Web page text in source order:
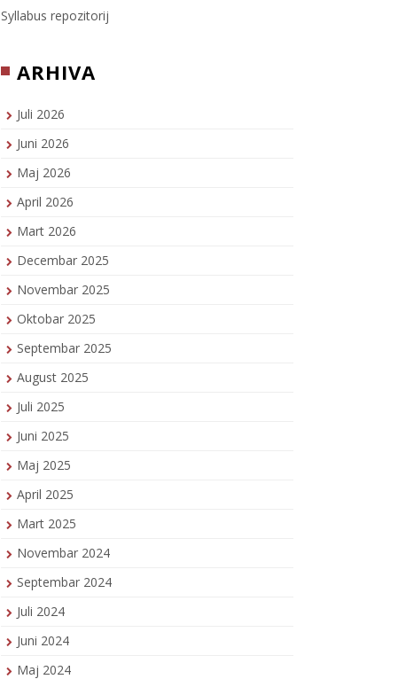
Syllabus repozitorij
ARHIVA
Juli 2026
Juni 2026
Maj 2026
April 2026
Mart 2026
Decembar 2025
Novembar 2025
Oktobar 2025
Septembar 2025
August 2025
Juli 2025
Juni 2025
Maj 2025
April 2025
Mart 2025
Novembar 2024
Septembar 2024
Juli 2024
Juni 2024
Maj 2024